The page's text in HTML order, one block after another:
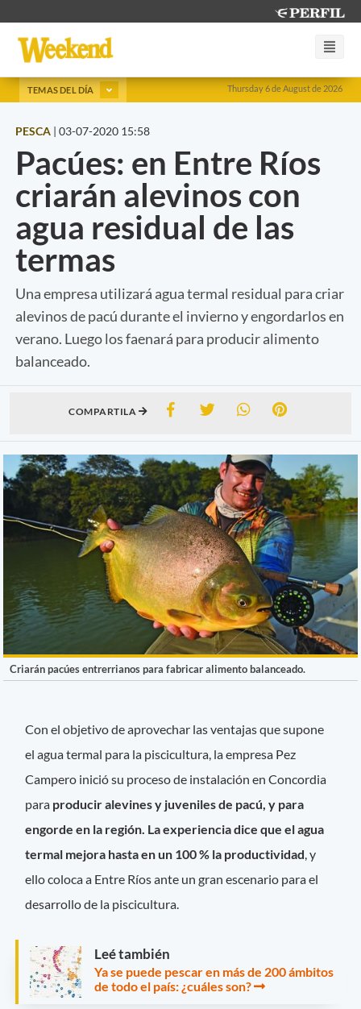
Thursday 6 de August de 2026
TEMAS DEL DÍA
PESCA | 03-07-2020 15:58
Pacúes: en Entre Ríos
criarán alevinos con
agua residual de las
termas
Una empresa utilizará agua termal residual para criar
alevinos de pacú durante el invierno y engordarlos en
verano. Luego los faenará para producir alimento
balanceado.
COMPARTILA
Criarán pacúes entrerrianos para fabricar alimento balanceado.
Con el objetivo de aprovechar las ventajas que supone
el agua termal para la piscicultura, la empresa Pez
Campero inició su proceso de instalación en Concordia
para producir alevines y juveniles de pacú, y para
engorde en la región. La experiencia dice que el agua
termal mejora hasta en un 100 % la productividad , y
ello coloca a Entre Ríos ante un gran escenario para el
desarrollo de la piscicultura.
Leé también
Ya se puede pescar en más de 200 ámbitos
de todo el país: ¿cuáles son?